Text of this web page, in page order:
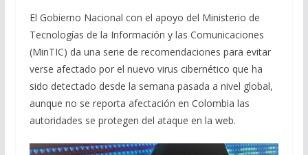
El Gobierno Nacional con el apoyo del Ministerio de
Tecnologías de la Información y las Comunicaciones
(MinTIC) da una serie de recomendaciones para evitar
verse afectado por el nuevo virus cibernético que ha
sido detectado desde la semana pasada a nivel global,
aunque no se reporta afectación en Colombia las
autoridades se protegen del ataque en la web.